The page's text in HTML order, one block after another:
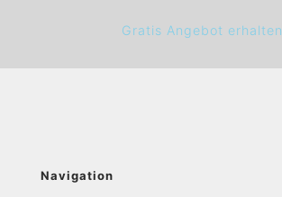
Gratis Angebot erhalten
Navigation